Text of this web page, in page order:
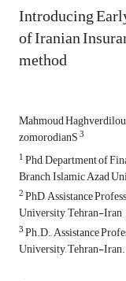
Introducing
of Iranian
method
Mahmoud Haghverdilou
zomorodianS3
1Phd, Department of
Branch, Islamic Azad
2PhD, Assistance
University, Tehran-Iran
3Ph.D., Assistance
University, Tehran-Iran.